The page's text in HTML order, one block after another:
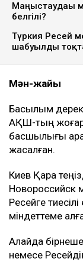
белгілі?
Түркия Ресей
шабуылды
Мән-жайы
Басылым
АҚШ-тың
басшылығы
жасалған.
Киев Қара
Новороссийск
Ресейге
міндеттеме
Алайда
немесе